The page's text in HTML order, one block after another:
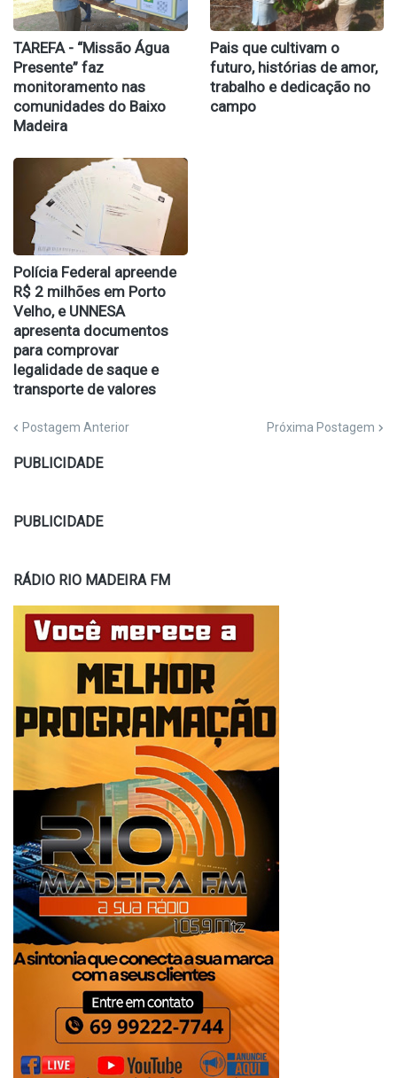
TAREFA - “Missão Água
Presente” faz
monitoramento nas
comunidades do Baixo
Madeira
Pais que cultivam o
futuro, histórias de amor,
trabalho e dedicação no
campo
Polícia Federal apreende
R$ 2 milhões em Porto
Velho, e UNNESA
apresenta documentos
para comprovar
legalidade de saque e
transporte de valores
Postagem Anterior Próxima Postagem
PUBLICIDADE
PUBLICIDADE
RÁDIO RIO MADEIRA FM